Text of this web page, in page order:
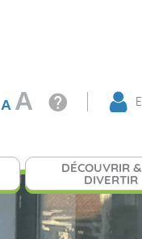
A A
DÉCOUVRIR
DIVERTIR